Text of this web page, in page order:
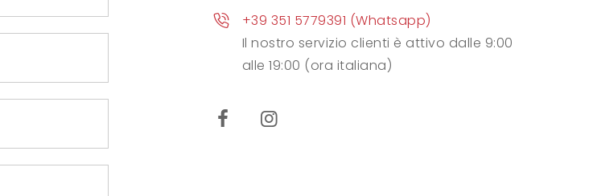
+39 351 5779391 (Whatsapp)
Il nostro servizio clienti è attivo dalle 9:00
alle 19:00 (ora italiana)